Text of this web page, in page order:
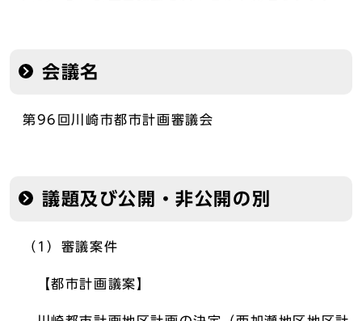
会議名
第96回川崎市都市計画審議会
議題及び公開・非公開の別
（1）審議案件
【都市計画議案】